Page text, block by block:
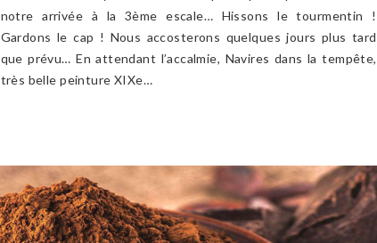
notre arrivée à la 3ème escale… Hissons le tourmentin !
Gardons le cap ! Nous accosterons quelques jours plus tard
que prévu… En attendant l’accalmie, Navires dans la tempête,
très belle peinture XIXe…